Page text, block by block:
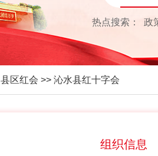
热点搜索： 政
县区红会 >> 沁水县红十字会
组织信息